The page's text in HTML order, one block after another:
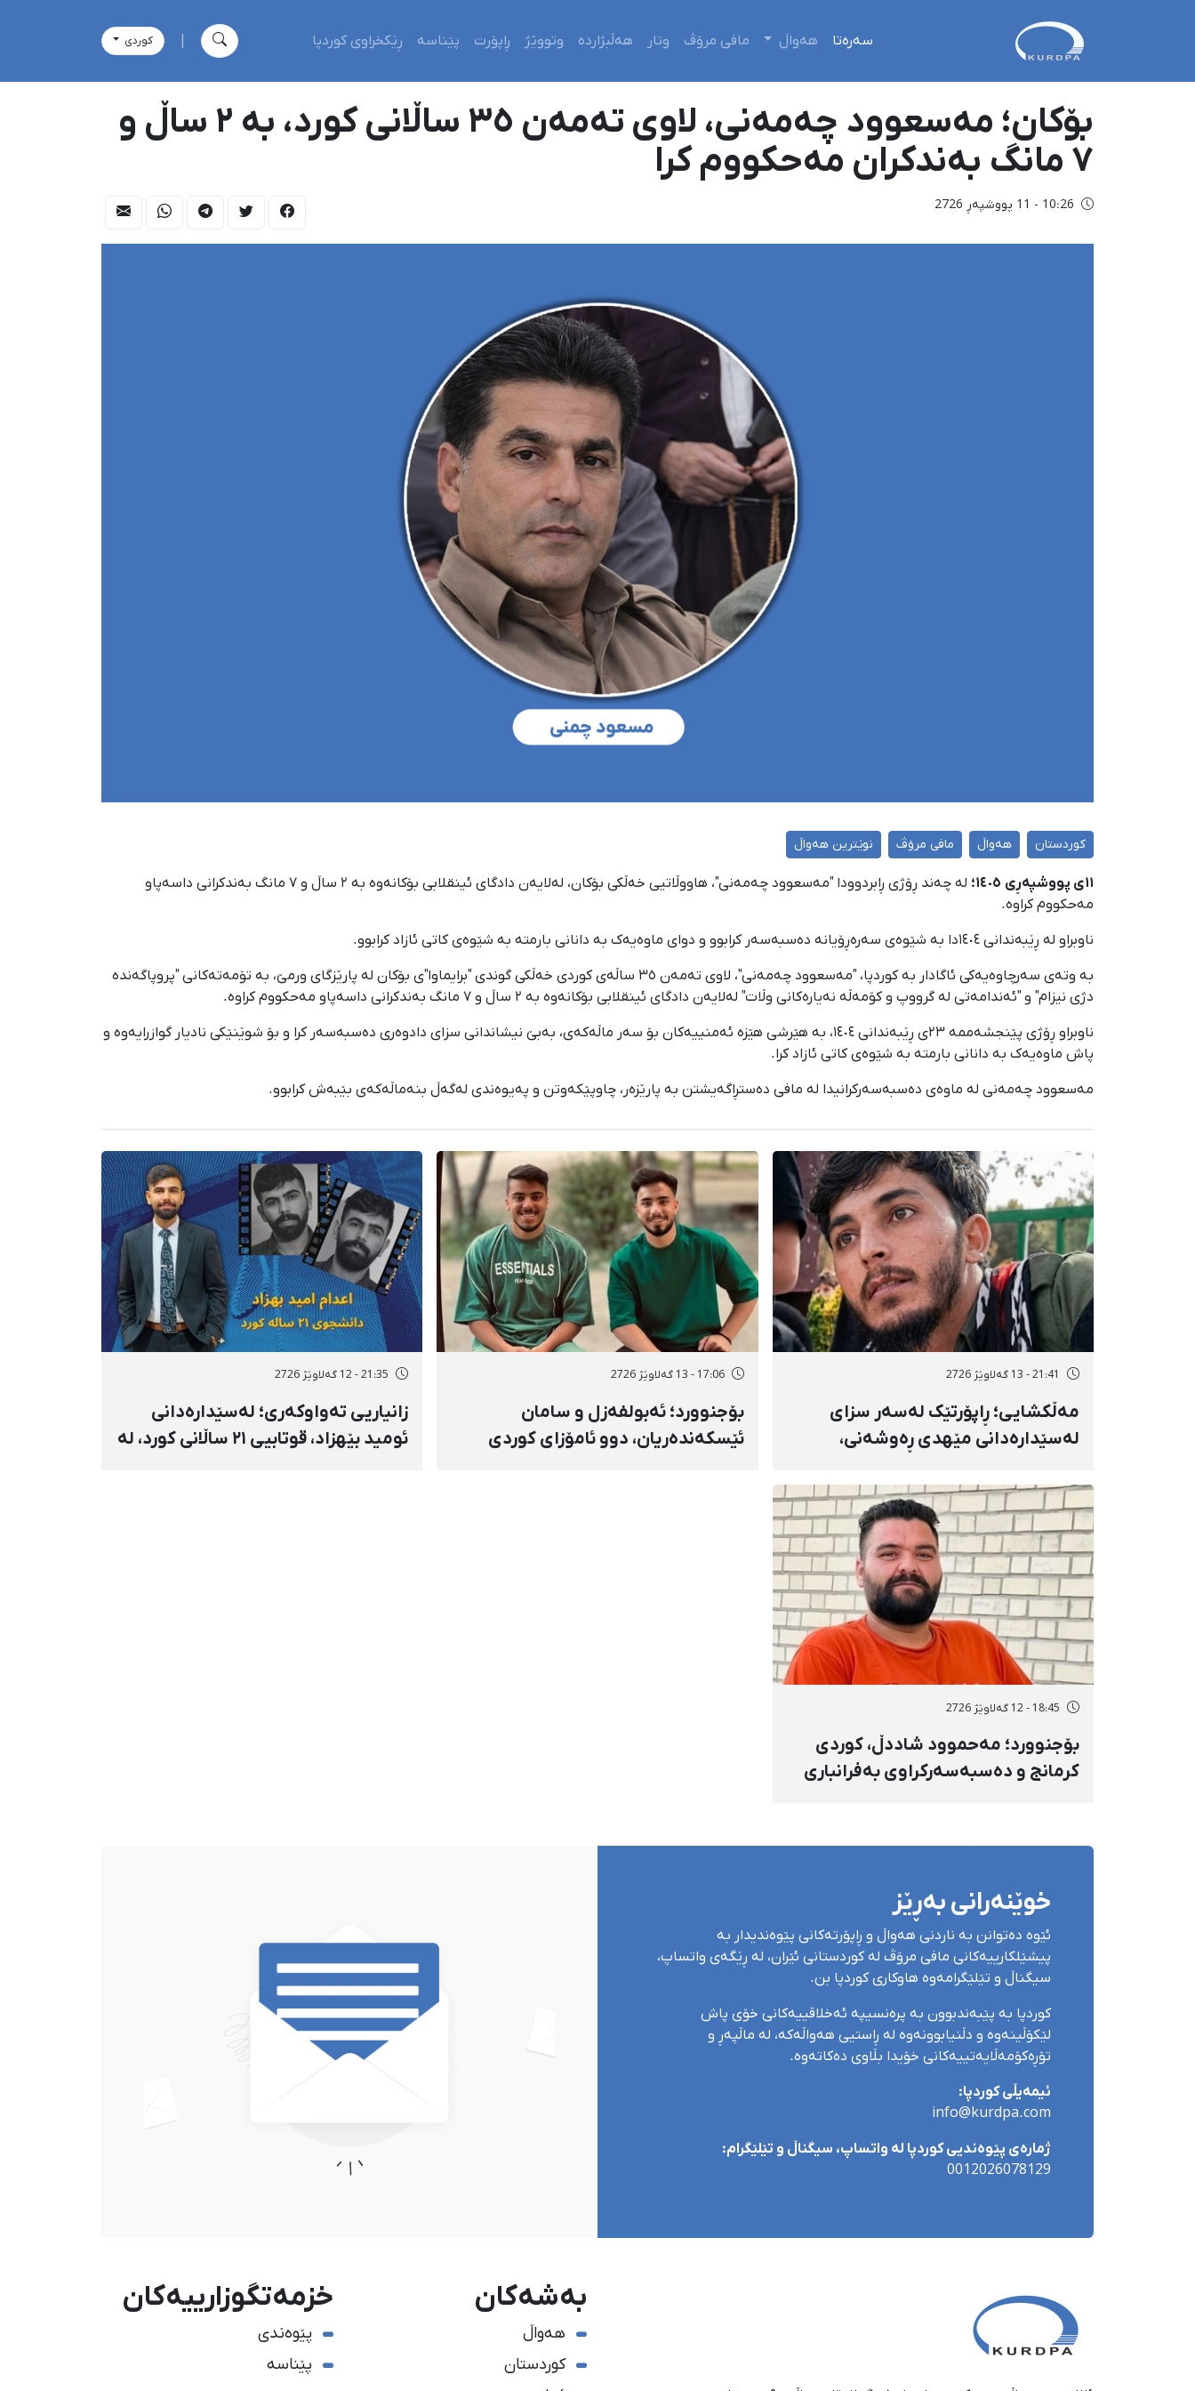
سەرەتا هەواڵ مافی مرۆڤ وتار هەڵبژاردە وتووێژ ڕاپۆرت پێناسە ڕێکخراوی کوردپا كوردی
بۆکان؛ مەسعوود چەمەنی، لاوی تەمەن ٣٥ ساڵانی کورد، بە ٢ ساڵ و
٧ مانگ بەندکران مەحکووم کرا
10:26 - 11 پووشپەڕ 2726
کوردستان هەواڵ مافی مرۆڤ نوێترین هەواڵ
١١ی پووشپەڕی ١٤٠٥؛
لە چەند ڕۆژی ڕابردوودا "مەسعوود چەمەنی"، هاووڵاتیی خەڵکی بۆکان، لەلایەن دادگای ئینقلابی بۆکانەوە بە ٢ ساڵ و ٧ مانگ بەندکرانی داسەپاو
مەحکووم کراوە.
ناوبراو لە ڕێبەندانی ١٤٠٤دا بە شێوەی سەرەڕۆیانە دەسبەسەر کرابوو و دوای ماوەیەک بە دانانی بارمتە بە شێوەی کاتی ئازاد کرابوو.
بە وتەی سەرچاوەیەکی ئاگادار بە کوردپا، "مەسعوود چەمەنی"، لاوی تەمەن ٣٥ ساڵەی کوردی خەڵکی گوندی "برایماوا"ی بۆکان لە پارێزگای ورمێ، بە تۆمەتەکانی "پروپاگەندە
دژی نیزام" و "ئەندامەتی لە گرووپ و کۆمەڵە نەیارەکانی وڵات" لەلایەن دادگای ئینقلابی بۆکانەوە بە ٢ ساڵ و ٧ مانگ بەندکرانی داسەپاو مەحکووم کراوە.
ناوبراو ڕۆژی پێنجشەممە ٢٣ی ڕێبەندانی ١٤٠٤، بە هێرشی هێزە ئەمنییەکان بۆ سەر ماڵەکەی، بەبێ نیشاندانی سزای دادوەری دەسبەسەر کرا و بۆ شوێنێکی نادیار گوازرایەوە و
پاش ماوەیەک بە دانانی بارمتە بە شێوەی کاتی ئازاد کرا.
مەسعوود چەمەنی لە ماوەی دەسبەسەرکرانیدا لە مافی دەستڕاگەیشتن بە پارێزەر، چاوپێکەوتن و پەیوەندی لەگەڵ بنەماڵەکەی بێبەش کرابوو.
21:41 - 13 گەلاوێژ 2726
مەڵکشایی؛ ڕاپۆرتێک لەسەر سزای
لەسێدارەدانی مێهدی ڕەوشەنی،
تۆمەتی "موحاربە"
17:06 - 13 گەلاوێژ 2726
بۆجنوورد؛ ئەبولفەزل و سامان
ئێسکەندەریان، دوو ئامۆزای کوردی
21:35 - 12 گەلاوێژ 2726
زانیاریی تەواوکەری؛ لەسێدارەدانی
ئومید بێهزاد، قوتابیی ۲۱ ساڵانی کورد، لە
18:45 - 12 گەلاوێژ 2726
بۆجنوورد؛ مەحموود شاددڵ، کوردی
کرمانج و دەسبەسەرکراوی بەفرانباری
خوێنەرانی بەڕێز
ئێوە دەتوانن بە ناردنی هەواڵ و ڕاپۆرتەکانی پێوەندیدار بە
پیشێلکارییەکانی مافی مرۆڤ لە کوردستانی ئێران، لە ڕێگەی واتساپ،
سیگناڵ و تێلێگرامەوە هاوکاری کوردپا بن.
کوردپا بە پێبەندبوون بە پرەنسیپە ئەخلاقییەکانی خۆی پاش
لێکۆڵینەوە و دڵنیابوونەوە لە ڕاستیی هەواڵەکە، لە ماڵپەڕ و
تۆڕەکۆمەڵایەتییەکانی خۆیدا بڵاوی دەکاتەوە.
ئیمەیڵی کوردپا:
info@kurdpa.com
ژمارەی پێوەندیی کوردپا لە واتساپ، سیگناڵ و تێلێگرام:
0012026078129
بەشەکان
هەواڵ
کوردستان
خزمەتگوزارییەکان
پێوەندی
پێناسە